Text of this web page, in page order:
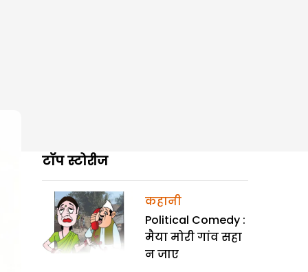
टॉप स्टोरीज
कहानी
Political Comedy :
मैया मोरी गांव सहा
न जाए